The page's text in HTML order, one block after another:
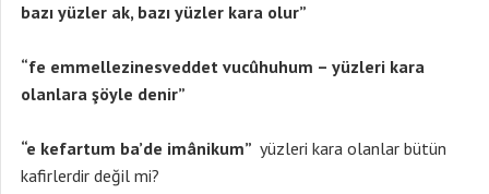
bazı yüzler ak, bazı yüzler kara olur”
“fe emmellezinesveddet vucûhuhum – yüzleri kara
olanlara şöyle denir”
“e kefartum ba’de imânikum” yüzleri kara olanlar bütün
kafirlerdir değil mi?